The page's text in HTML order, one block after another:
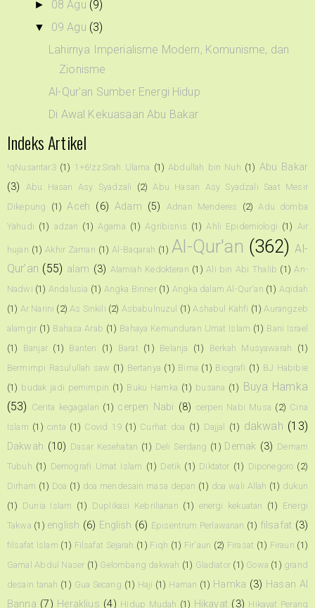
► 08 Agu (9)
▼ 09 Agu (3)
Lahirnya Imperialisme Modern, Komunisme, dan
Zionisme
Al-Qur'an Sumber Energi Hidup
Di Awal Kekuasaan Abu Bakar
Indeks Artikel
!qNusantar3 (1) 1+6!zzSirah Ulama (1) Abdullah bin Nuh (1) Abu Bakar
(3)
Abu Hasan Asy Syadzali (2) Abu Hasan Asy Syadzali Saat Mesir
Dikepung
(1) Aceh (6) Adam (5) Adnan Menderes (2) Adu domba
Yahudi (1) adzan (1) Agama (1) Agribisnis (1) Ahli Epidemiologi (1) Air
hujan (1) Akhir Zaman (1) Al-Baqarah (1) Al-Qur'an (362) Al-
Qur’an (55) alam (3) Alamiah Kedokteran (1) Ali bin Abi Thalib (1) An-
Nadwi (1) Andalusia (1) Angka Binner (1) Angka dalam Al-Qur'an (1) Aqidah
(1) Ar Narini (2) As Sinkili (2) Asbabulnuzul (1) Ashabul Kahfi (1) Aurangzeb
alamgir (1) Bahasa Arab (1) Bahaya Kemunduran Umat Islam (1) Bani Israel
(1)
Banjar (1) Banten (1) Barat (1) Belanja (1) Berkah Musyawarah
(1)
Bermimpi Rasulullah saw (1) Bertanya (1) Bima (1) Biografi (1) BJ Habibie
(1) budak jadi pemimpin (1) Buku Hamka (1) busana (1) Buya Hamka
(53) Cerita kegagalan (1) cerpen Nabi (8) cerpen Nabi Musa (2) Cina
Islam (1) cinta (1) Covid 19 (1) Curhat doa (1) Dajjal (1) dakwah (13)
Dakwah (10) Dasar Kesehatan (1) Deli Serdang (1) Demak (3) Demam
Tubuh (1) Demografi Umat Islam (1) Detik (1) Diktator (1) Diponegoro (2)
Dirham (1) Doa (1) doa mendesain masa depan (1) doa wali Allah (1) dukun
(1) Dunia Islam (1) Duplikasi Kebrilianan (1) energi kekuatan (1) Energi
Takwa (1) english (6) English (6) Episentrum Perlawanan (1) filsafat (3)
filsafat Islam (1) Filsafat Sejarah (1) Fiqh (1) Fir'aun (2) Firasat (1) Firaun (1)
Gamal Abdul Naser (1) Gelombang dakwah (1) Gladiator (1) Gowa (1) grand
desain tanah (1) Gua Secang (1) Haji (1) Haman (1) Hamka (3) Hasan Al
Banna (7) Heraklius (4) Hidup Mudah (1) Hikayat (3) Hikayat Perang